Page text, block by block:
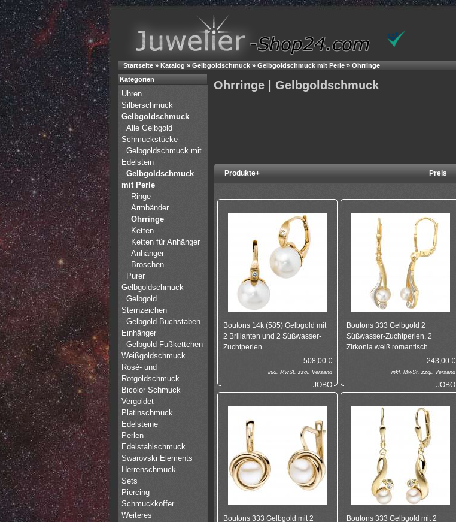
Startseite » Katalog » Gelbgoldschmuck » Gelbgoldschmuck mit Perle » Ohrringe
Ohrringe | Gelbgoldschmuck
Produkte+ Preis
Boutons 14k (585) Gelbgold mit
2 Brillanten und 2 Süßwasser-
Zuchtperlen
508,00 €
inkl. MwSt. zzgl. Versand
JOBO
Boutons 333 Gelbgold 2
Süßwasser-Zuchtperlen, 2
Zirkonia weiß romantisch
243,00 €
inkl. MwSt. zzgl. Versand
JOBO
Boutons 333 Gelbgold mit 2
Boutons 333 Gelbgold mit 2
Kategorien
Uhren
Silberschmuck
Gelbgoldschmuck
Alle Gelbgold
Schmuckstücke
Gelbgoldschmuck mit
Edelstein
Gelbgoldschmuck
mit Perle
Ringe
Armbänder
Ohrringe
Ketten
Ketten für Anhänger
Anhänger
Broschen
Purer
Gelbgoldschmuck
Gelbgold
Sternzeichen
Gelbgold Buchstaben
Einhänger
Gelbgold Fußkettchen
Weißgoldschmuck
Rosé- und
Rotgoldschmuck
Bicolor Schmuck
Vergoldet
Platinschmuck
Edelsteine
Perlen
Edelstahlschmuck
Swarovski Elements
Herrenschmuck
Sets
Piercing
Schmuckkoffer
Weiteres